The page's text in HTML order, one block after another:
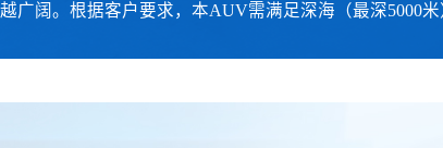
广阔。根据客户要求，本AUV需满足深海（最深5000
站上，带有自然的手柄界面，即使在长时间的手术中也
料是最好的选择。
高精度运动控制的电机，其特点是旋转速度快、精度高